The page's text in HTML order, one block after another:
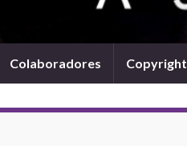
Colaboradores Copyright